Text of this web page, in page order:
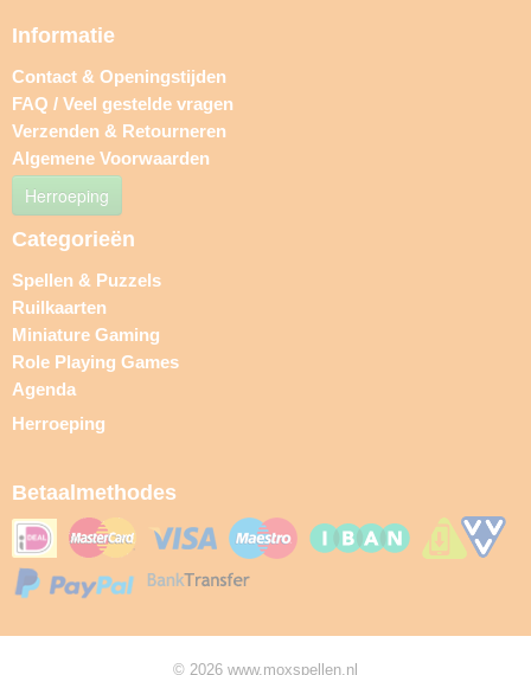
Informatie
Contact & Openingstijden
FAQ / Veel gestelde vragen
Verzenden & Retourneren
Algemene Voorwaarden
Herroeping
Categorieën
Spellen & Puzzels
Ruilkaarten
Miniature Gaming
Role Playing Games
Agenda
Herroeping
Betaalmethodes
© 2026 www.moxspellen.nl